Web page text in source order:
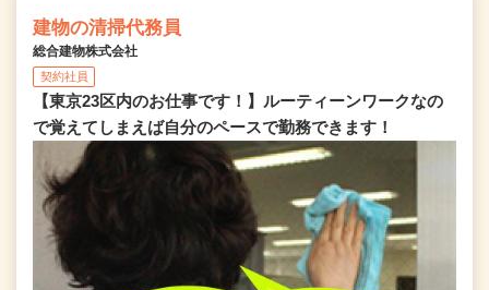
建物の清掃代務員
総合建物株式会社
契約社員
【東京23区内のお仕事です！】ルーティーンワークなの
で覚えてしまえば自分のペースで勤務できます！